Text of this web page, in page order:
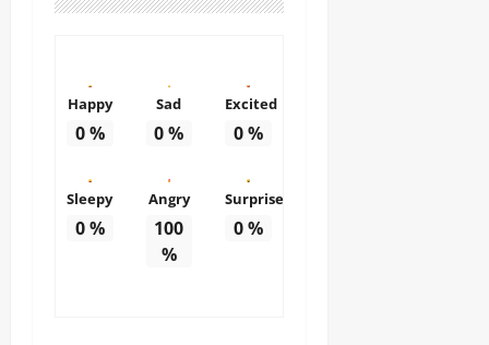
Happy
0%
Sad
0%
Excited
0%
Sleepy
0%
Angry
100
%
Surprise
0%